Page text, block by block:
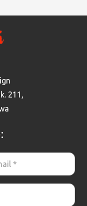
211,